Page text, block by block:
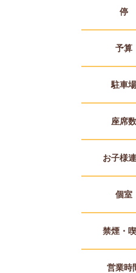
停
予算
駐車
座席数
お子様
個室
禁煙・
営業時